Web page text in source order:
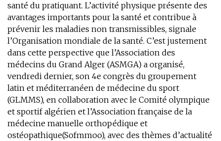
santé du pratiquant. L’activité physique présente des
avantages importants pour la santé et contribue à
prévenir les maladies non transmissibles, signale
l’Organisation mondiale de la santé. C’est justement
dans cette perspective que l’Association des
médecins du Grand Alger (ASMGA) a organisé,
vendredi dernier, son 4e congrès du groupement
latin et méditerranéen de médecine du sport
(GLMMS), en collaboration avec le Comité olympique
et sportif algérien et l’Association française de la
médecine manuelle orthopédique et
ostéopathique(Sofmmoo), avec des thèmes d’actualité